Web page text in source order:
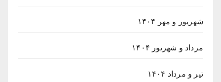
شهریور و مهر ۱۴۰۴
مرداد و شهریور ۱۴۰۴
تیر و مرداد ۱۴۰۴